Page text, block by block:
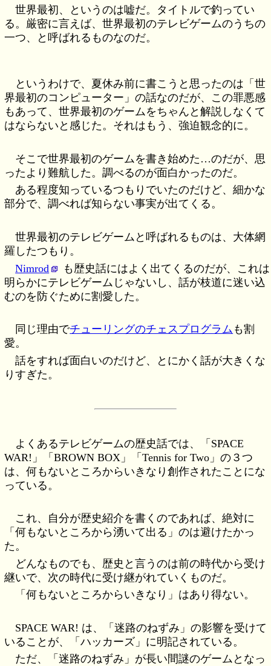
世界最初、というのは嘘だ。タイトルで釣ってい
る。厳密に言えば、世界最初のテレビゲームのうちの
一つ、と呼ばれるものなのだ。
というわけで、夏休み前に書こうと思ったのは「世
界最初のコンピューター」の話なのだが、この罪悪感
もあって、世界最初のゲームをちゃんと解説しなくて
はならないと感じた。それはもう、強迫観念的に。
そこで世界最初のゲームを書き始めた…のだが、思
ったより難航した。調べるのが面白かったのだ。
ある程度知っているつもりでいたのだけど、細かな
部分で、調べれば知らない事実が出てくる。
世界最初のテレビゲームと呼ばれるものは、大体網
羅したつもり。
Nimrod
も歴史話にはよく出てくるのだが、これは
明らかにテレビゲームじゃないし、話が枝道に迷い込
むのを防ぐために割愛した。
同じ理由でチューリングのチェスプログラム も割
愛。
話をすれば面白いのだけど、とにかく話が大きくな
りすぎた。
よくあるテレビゲームの歴史話では、「SPACE
WAR!」「BROWN BOX」「Tennis for Two」の３つ
は、何もないところからいきなり創作されたことにな
っている。
これ、自分が歴史紹介を書くのであれば、絶対に
「何もないところから湧いて出る」のは避けたかっ
た。
どんなものでも、歴史と言うのは前の時代から受け
継いで、次の時代に受け継がれていくものだ。
「何もないところからいきなり」はあり得ない。
SPACE WAR! は、「迷路のねずみ」の影響を受けて
いることが、「ハッカーズ」に明記されている。
ただ、「迷路のねずみ」が長い間謎のゲームとなっ